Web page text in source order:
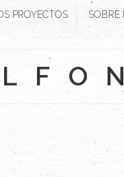
PROYECTOS SOBRE